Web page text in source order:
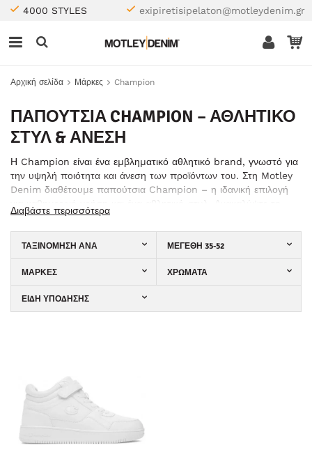
4000 STYLES exipiretisipelaton@motleydenim.gr
Αρχική σελίδα Μάρκες Champion
ΠΑΠΟΎΤΣΙΑ CHAMPION – ΑΘΛΗΤΙΚΌ
ΣΤΥΛ & ΆΝΕΣΗ
Η Champion είναι ένα εμβληματικό αθλητικό brand, γνωστό για
την υψηλή ποιότητα και άνεση των προϊόντων του. Στη Motley
Denim διαθέτουμε παπούτσια Champion – η ιδανική επιλογή
συλλογή μας από παπούτσια Champion και αποκτήστε
διαχρονικό αθλητικό στυλ.
Διαβάστε περισσότερα
ΤΑΞΙΝΌΜΗΣΗ ΑΝΆ ΜΕΓΈΘΗ 35-52
ΜΆΡΚΕΣ ΧΡΏΜΑΤΑ
ΕΊΔΗ ΥΠΌΔΗΣΗΣ